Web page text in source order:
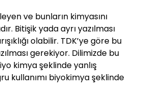
ve bunların kimyasını
Bitişik yada ayrı yazılması
olabilir. TDK’ye göre bu
gerekiyor. Dilimizde bu
kimya şeklinde yanlış
kullanımı biyokimya şeklinde